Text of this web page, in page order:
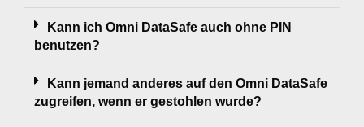
Kann ich Omni DataSafe auch ohne PIN
benutzen?
Kann jemand anderes auf den Omni DataSafe
zugreifen, wenn er gestohlen wurde?